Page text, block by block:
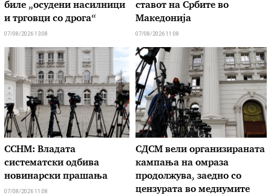
биле „осудени насилници
и трговци со дрога“
07/08/2026 13:08
ставот на Србите во
Македонија
07/08/2026 11:08
ССНМ: Владата
систематски одбива
новинарски прашања
07/08/2026 11:08
СДСМ вели организираната
кампања на омраза
продолжува, заедно со
цензурата во медиумите